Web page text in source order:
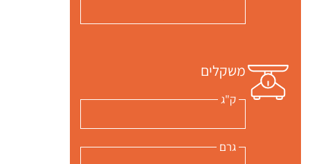
משקלים
ק"ג
גרם